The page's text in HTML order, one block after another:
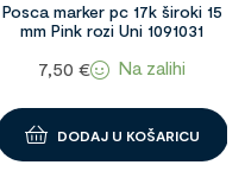
Posca marker pc 17k široki 15
mm Pink rozi Uni 1091031
7,50 € Na zalihi
DODAJ U KOŠARICU